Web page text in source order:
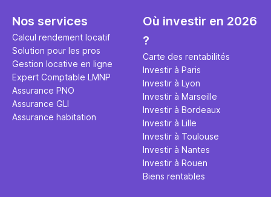
pendant
Nos services
Calcul rendement locatif
Solution pour les pros
Gestion locative en ligne
Expert Comptable LMNP
Assurance PNO
Assurance GLI
Assurance habitation
Où investir en 2026
?
Carte des rentabilités
Investir à Paris
Investir à Lyon
Investir à Marseille
Investir à Bordeaux
Investir à Lille
Investir à Toulouse
Investir à Nantes
Investir à Rouen
Biens rentables